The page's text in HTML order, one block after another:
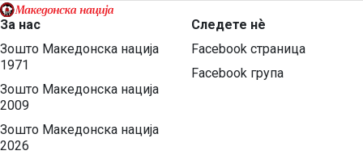
За нас
Зошто Македонска нација
1971
Зошто Македонска нација
2009
Зошто Македонска нација
2026
Следете нѐ
Facebook страница
Facebook група